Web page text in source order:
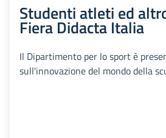
Studenti atleti ed
Fiera Didacta Italia
Il Dipartimento per lo sport è
sull'innovazione del mondo della